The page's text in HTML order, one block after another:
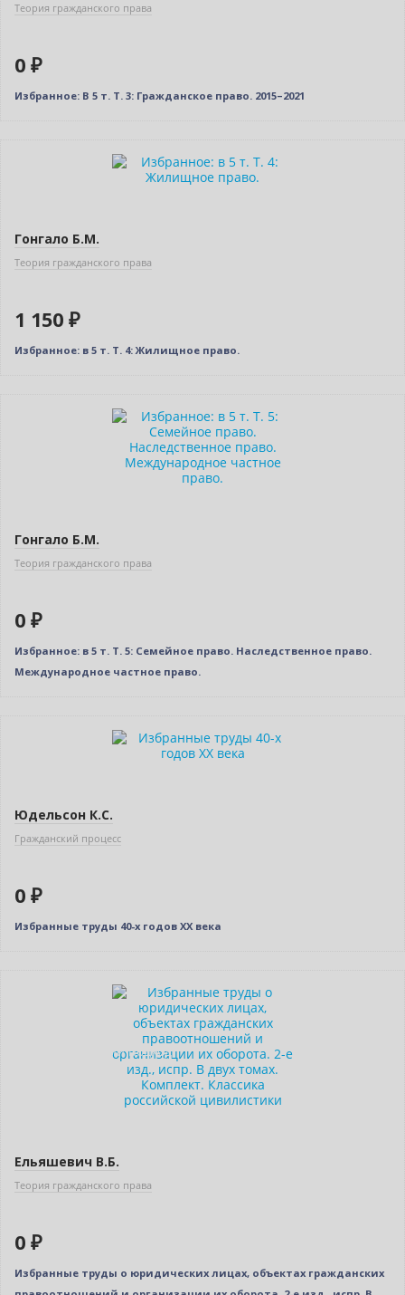
Теория гражданского права
0 ₽
Избранное: В 5 т. Т. 3: Гражданское право. 2015–2021
Гонгало Б.М.
Теория гражданского права
1 150 ₽
Избранное: в 5 т. Т. 4: Жилищное право.
Гонгало Б.М.
Теория гражданского права
0 ₽
Избранное: в 5 т. Т. 5: Семейное право. Наследственное право.
Международное частное право.
Юдельсон К.С.
Гражданский процесс
0 ₽
Избранные труды 40-х годов ХХ века
Индивидуальный подход
Ельяшевич В.Б.
Теория гражданского права
0 ₽
Избранные труды о юридических лицах, объектах гражданских